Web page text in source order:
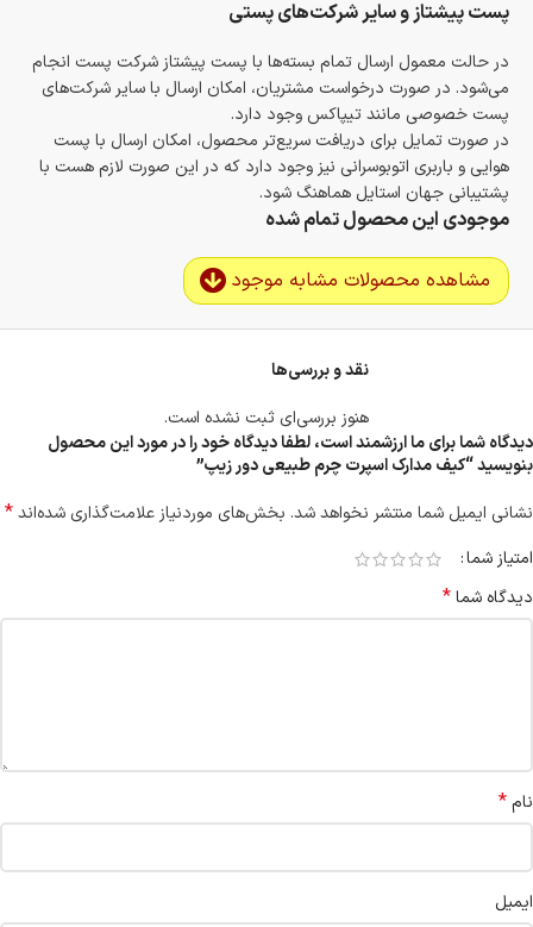
پست پیشتاز و سایر شرکت‌های پستی
در حالت معمول ارسال تمام بسته‌ها با پست پیشتاز شرکت پست انجام
می‌شود. در صورت درخواست مشتریان، امکان ارسال با سایر شرکت‌های
پست خصوصی مانند تیپاکس وجود دارد.
در صورت تمایل برای دریافت سریع‌تر محصول، امکان ارسال با پست
هوایی و باربری اتوبوسرانی نیز وجود دارد که در این صورت لازم هست با
پشتیبانی جهان استایل هماهنگ شود.
موجودی این محصول تمام شده
مشاهده محصولات مشابه موجود
نقد و بررسی‌ها
هنوز بررسی‌ای ثبت نشده است.
دیدگاه شما برای ما ارزشمند است، لطفا دیدگاه خود را در مورد این محصول
بنویسید “کیف مدارک اسپرت چرم طبیعی دور زیپ”
نشانی ایمیل شما منتشر نخواهد شد. بخش‌های موردنیاز علامت‌گذاری شده‌اند*
امتیاز شما
دیدگاه شما*
نام*
ایمیل